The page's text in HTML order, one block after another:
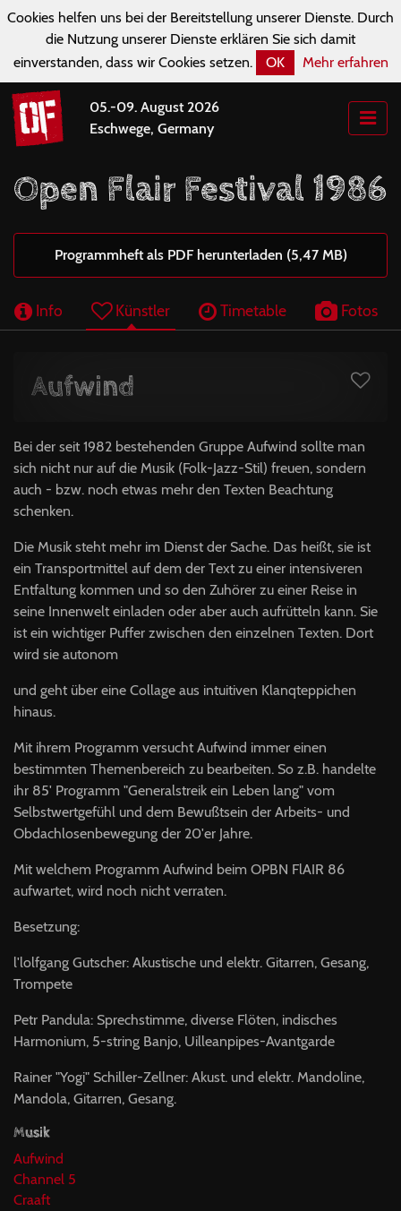
Cookies helfen uns bei der Bereitstellung unserer Dienste. Durch
die Nutzung unserer Dienste erklären Sie sich damit
einverstanden, dass wir Cookies setzen.
OK Mehr erfahren
05.-09. August 2026
Eschwege, Germany
Open Flair Festival 1986
Programmheft als PDF herunterladen (5,47 MB)
Info Künstler Timetable Fotos
Aufwind
Bei der seit 1982 bestehenden Gruppe Aufwind sollte man
sich nicht nur auf die Musik (Folk-Jazz-Stil) freuen, sondern
auch - bzw. noch etwas mehr den Texten Beachtung
schenken.
Die Musik steht mehr im Dienst der Sache. Das heißt, sie ist
ein Transportmittel auf dem der Text zu einer intensiveren
Entfaltung kommen und so den Zuhörer zu einer Reise in
seine Innenwelt einladen oder aber auch aufrütteln kann. Sie
ist ein wichtiger Puffer zwischen den ein­zelnen Texten. Dort
wird sie autonom
und geht über eine Collage aus intuiti­ven Klanqteppichen
hinaus.
Mit ihrem Programm versucht Aufwind im­mer einen
bestimmten Themenbereich zu bearbeiten. So z.B. handelte
ihr 85' Programm "Generalstreik ein Leben lang" vom
Selbstwertgefühl und dem Bewußtsein der Arbeits- und
Obdachlosenbewegung der 20'er Jahre.
Mit welchem Programm Aufwind beim OPBN FlAIR 86
aufwartet, wird noch nicht ver­raten.
Besetzung:
l'lolfgang Gutscher: Akustische und elektr. Gitarren, Gesang,
Trompete
Petr Pandula: Sprechstimme, diverse Flö­ten, indisches
Harmonium, 5-string Banjo, Uilleanpipes-Avantgarde
Rainer "Yogi" Schiller-Zellner: Akust. und elektr. Mandoline,
Mandola, Gitarren, Gesang.
Musik
Aufwind
Channel 5
Craaft